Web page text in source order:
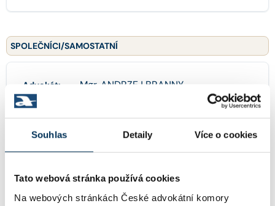
Souhlas Detaily Více o cookies
Tato webová stránka používá cookies
Na webových stránkách České advokátní komory
SPOLEČNÍCI/SAMOSTATNÍ
Advokát: Mgr. ANDRZEJ BRANNY
Stav:
Stav: Aktivní